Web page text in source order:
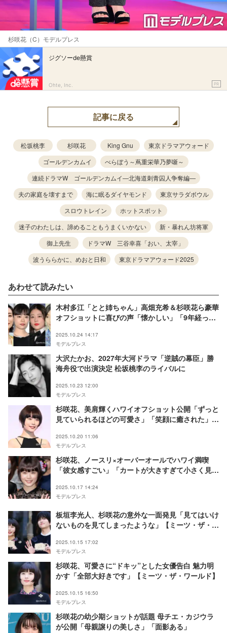
杉咲花（C）モデルプレス
ジグソーde懸賞
Ohte, Inc. PR
記事に戻る
松坂桃李 杉咲花 King Gnu
東京ドラマアウォード
ゴールデンカムイ
べらぼう～蔦重栄華乃夢噺～
連続ドラマW ゴールデンカムイ―北海道刺青囚人争奪編―
夫の家庭を壊すまで
海に眠るダイヤモンド
東京サラダボウル
スロウトレイン
ホットスポット
迷子のわたしは、諦めることもうまくいかない
新・暴れん坊将軍
御上先生
ドラマW 三谷幸喜「おい、太宰」
波うららかに、めおと日和
東京ドラマアウォード2025
あわせて読みたい
木村多江「とと姉ちゃん」高畑充希＆杉咲花ら豪華
オフショットに喜びの声「懐かしい」「9年経って
2025.10.24 14:17
モデルプレス
大沢たかお、2027年大河ドラマ「逆賊の幕臣」勝
海舟役で出演決定 松坂桃李のライバルに
2025.10.23 12:00
モデルプレス
杉咲花、美肩輝くハワイオフショット公開「ずっと
見ていられるほどの可愛さ」「笑顔に癒された」の
2025.10.20 11:06
モデルプレス
杉咲花、ノースリ×オーバーオールでハワイ満喫
「彼女感すごい」「カートが大きすぎて小さく見え
2025.10.17 14:24
モデルプレス
板垣李光人、杉咲花の意外な一面発見「見てはいけ
ないものを見てしまったような」【ミーツ・ザ・ワ
2025.10.15 17:02
モデルプレス
杉咲花、可愛さに“ドキッ”とした女優告白 魅力明
かす「全部大好きです」【ミーツ・ザ・ワールド】
2025.10.15 16:50
モデルプレス
杉咲花の幼少期ショットが話題 母チエ・カジウラ
が公開「母親譲りの美しさ」「面影ある」